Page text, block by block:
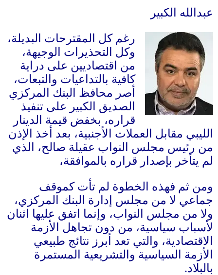
الكبير
رغم كل المقترحات البديلة،
وكل التحذيرات الوجيهة،
من اقتصاديين على دراية
كافية بالتداعيات والتبعات،
أصر محافظ البنك المركزي
الصديق الكبير على تنفيذ
قراره، بخفض قيمة الدينار
مقابل العملات الأجنبية، بعد أخذ الإذن
رئيس مجلس النواب عقيلة صالح، الذي
يتأخر بإصدار قراره بالموافقة،
ثم فهذه الخطوة لم تأت كموقف
لا من مجلس إدارة البنك المركزي،
من مجلس النواب، وإنما اتفق عليها اثنان
سياسية، من دون تجاهل الأزمة
والتي تعد أبرز نتائج طبيعي
السياسية والتشريعية المستمرة
.